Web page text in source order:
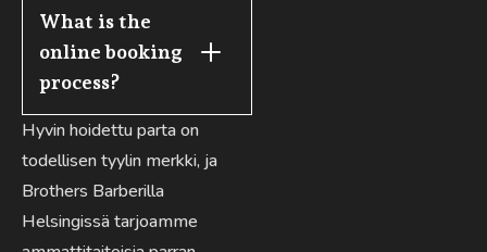
What is the
online booking
process?
Hyvin hoidettu parta on
todellisen tyylin merkki, ja
Brothers Barberilla
Helsingissä tarjoamme